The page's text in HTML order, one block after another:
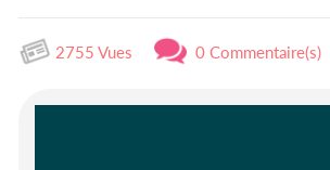
2755 Vues 0 Commentaire(s)